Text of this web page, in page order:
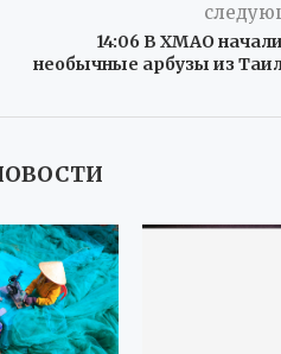
14:06 В ХМАО
необычные арбузы из